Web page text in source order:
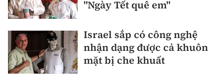
"Ngày Tết quê em"
Israel sắp có công nghệ
nhận dạng được cả khuôn
mặt bị che khuất